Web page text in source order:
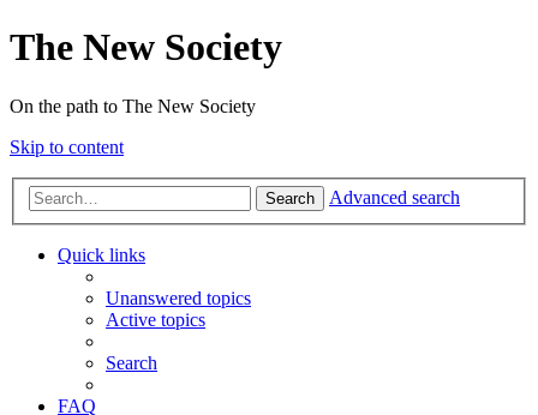
The New Society
On the path to The New Society
Skip to content
Search Advanced search
Quick links
Unanswered topics
Active topics
Search
FAQ